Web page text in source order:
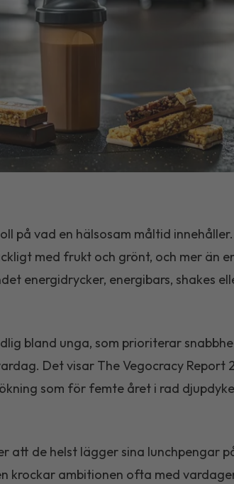
på vad en hälsosam måltid
med frukt och grönt, och mer än
energidrycker, energibars, shakes
bland unga, som prioriterar
Det visar The Vegocracy Report
som för femte året i rad
att de helst lägger sina lunchpengar
krockar ambitionen ofta med